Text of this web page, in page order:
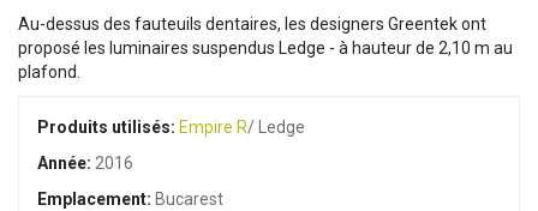
Au-dessus des fauteuils dentaires, les designers Greentek ont
proposé les luminaires suspendus Ledge - à hauteur de 2,10 m au
plafond.
Produits utilisés: Empire R/ Ledge
Année: 2016
Emplacement: Bucarest